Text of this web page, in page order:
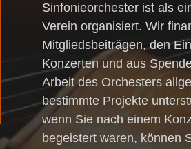
Sinfonieorchester ist als
Verein organisiert. Wir
Mitgliedsbeiträgen, den
Konzerten und aus
Arbeit des Orchesters
bestimmte Projekte
wenn Sie nach einem
begeistert waren, können